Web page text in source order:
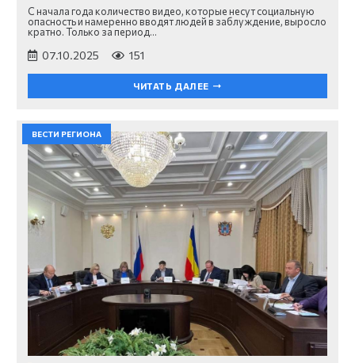
С начала года количество видео, которые несут социальную
опасность и намеренно вводят людей в заблуждение, выросло
кратно. Только за период…
07.10.2025 151
ЧИТАТЬ ДАЛЕЕ
ВЕСТИ РЕГИОНА